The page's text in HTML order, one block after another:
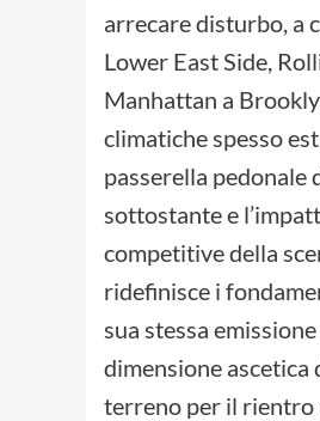
arrecare disturbo, a
Lower East Side,
Manhattan a
climatiche spesso
passerella
sottostante e
competitive della
ridefinisce i
sua stessa
dimensione
terreno per il rientro